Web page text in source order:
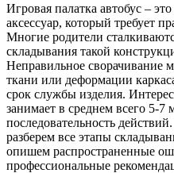
Игровая палатка автобус –
аксессуар, который требует
Многие родители
складывания такой
Неправильное сворачивание
ткани или деформации
срок службы изделия.
занимает в среднем всего 5-7
последовательность
разберем все этапы
опишем распространенные
профессиональные